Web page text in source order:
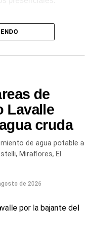
y
consumidor
visible. Si bien las
el mayor
búsqueda de nuevos
gastronómicas y
de
los
de
Lavalle
cruda
de agua potable a
Miraflores, El
de 2026